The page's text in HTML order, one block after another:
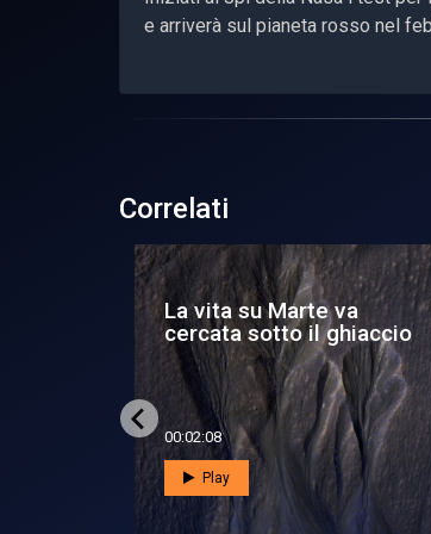
e arriverà sul pianeta rosso nel
Correlati
Sapore di sale su
Marte
00:05:17
Play